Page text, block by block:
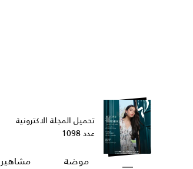
تحميل المجلة الاكترونية
عدد 1098
موضة مشاهير